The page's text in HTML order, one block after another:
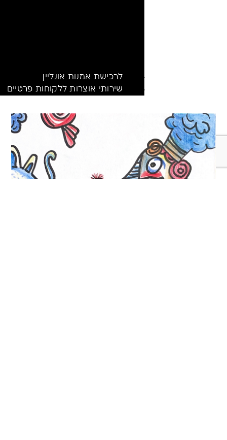
לרכישת אמנות אונליין
שירותי אוצרות ללקוחות פרטיים